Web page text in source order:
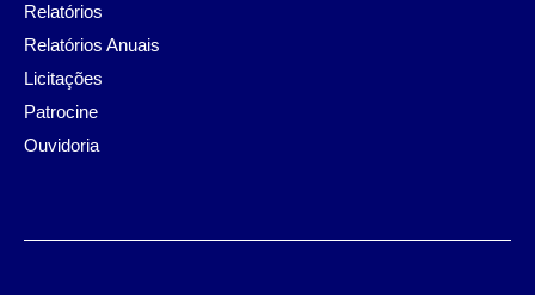
Relatórios
Relatórios Anuais
Licitações
Patrocine
Ouvidoria